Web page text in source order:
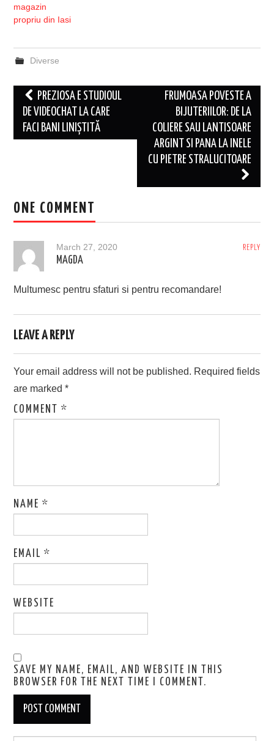
magazin
propriu din Iasi
Diverse
Post
navigation
PREZIOSA E STUDIOUL
DE VIDEOCHAT LA CARE
FACI BANI LINIȘTITĂ
FRUMOASA POVESTE A
BIJUTERIILOR: DE LA
COLIERE SAU LANTISOARE
ARGINT SI PANA LA INELE
CU PIETRE STRALUCITOARE
ONE COMMENT
REPLY
March 27, 2020
MAGDA
Multumesc pentru sfaturi si pentru recomandare!
LEAVE A REPLY
Your email address will not be published. Required fields
are marked*
COMMENT*
NAME*
EMAIL*
WEBSITE
SAVE MY NAME, EMAIL, AND WEBSITE IN THIS
BROWSER FOR THE NEXT TIME I COMMENT.